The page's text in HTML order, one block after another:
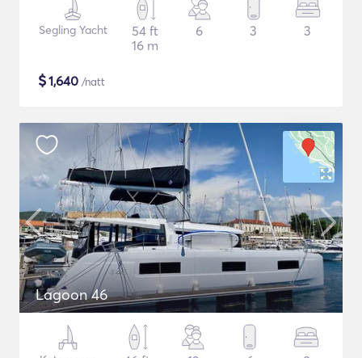
Segling Yacht
54 ft
16 m
6 3 3
$1,640 /natt
Lagoon 46